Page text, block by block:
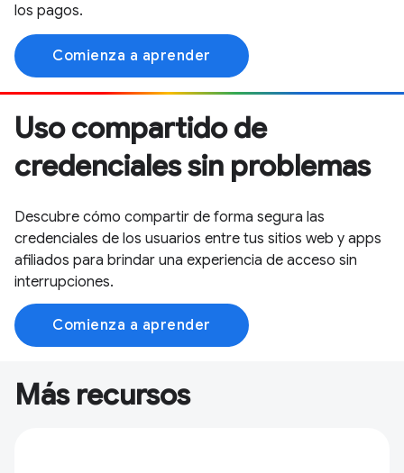
los pagos.
Comienza a aprender
Uso compartido de
credenciales sin problemas
Descubre cómo compartir de forma segura las
credenciales de los usuarios entre tus sitios web y apps
afiliados para brindar una experiencia de acceso sin
interrupciones.
Comienza a aprender
Más recursos